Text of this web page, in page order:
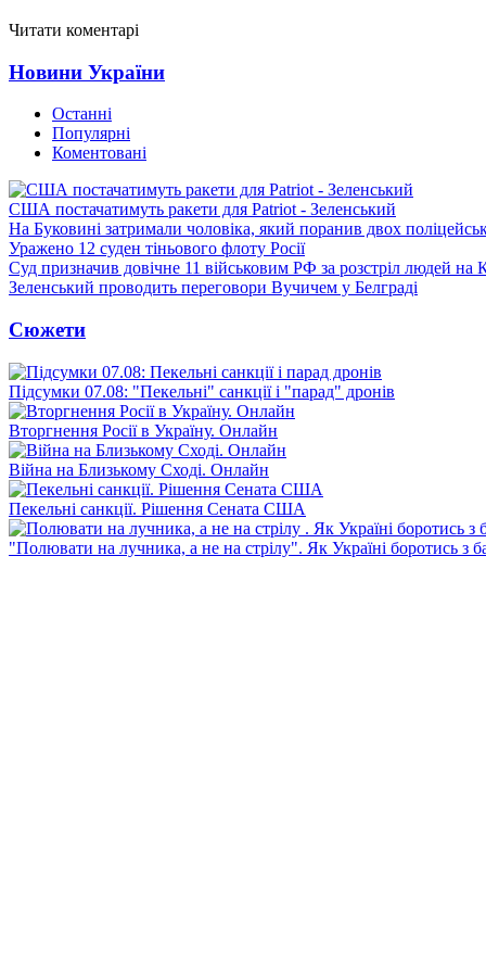
Читати коментарі
Новини України
Останні
Популярні
Коментовані
США постачатимуть ракети для Patriot - Зеленський
На Буковині затримали чоловіка, який поранив двох
Уражено 12 суден тіньового флоту Росії
Суд призначив довічне 11 військовим РФ за розстріл людей на
Зеленський проводить переговори Вучичем у Белграді
Сюжети
Підсумки 07.08: "Пекельні" санкції і "парад" дронів
Вторгнення Росії в Україну. Онлайн
Війна на Близькому Сході. Онлайн
Пекельні санкції. Рішення Сената США
"Полювати на лучника, а не на стрілу". Як Україні боротись з